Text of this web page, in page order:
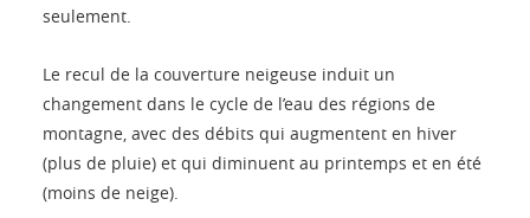
seulement.
Le recul de la couverture neigeuse induit un
changement dans le cycle de l’eau des régions de
montagne, avec des débits qui augmentent en hiver
(plus de pluie) et qui diminuent au printemps et en été
(moins de neige).